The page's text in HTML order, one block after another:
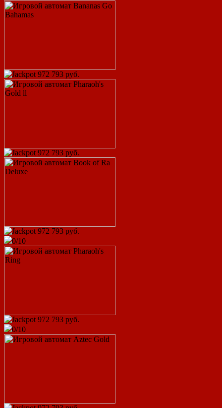
972 793 руб.
972 793 руб.
972 793 руб.
0/10
972 793 руб.
0/10
osobist
King of Cards
12 600 руб.
Book of Ra
user_1190264
osobist